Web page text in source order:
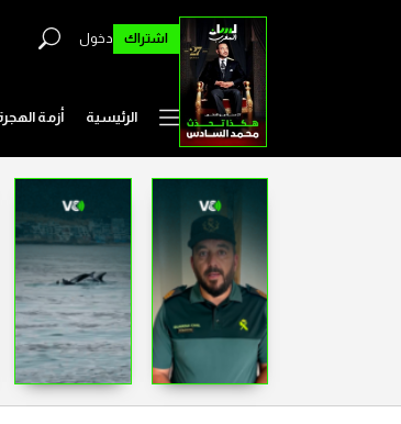
اشتراك دخول
الرئيسية أزمة